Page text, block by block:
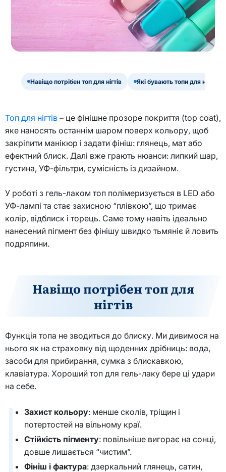
Навіщо потрібен топ для нігтів Які бувають топи для нігтів
Топ для нігтів – це фінішне прозоре покриття (top coat),
яке наносять останнім шаром поверх кольору, щоб
закріпити манікюр і задати фініш: глянець, мат або
ефектний блиск. Далі вже грають нюанси: липкий шар,
густина, УФ-фільтри, сумісність із дизайном.
У роботі з гель-лаком топ полімеризується в LED або
УФ-лампі та стає захисною “плівкою”, що тримає
колір, відблиск і торець. Саме тому навіть ідеально
нанесений пігмент без фінішу швидко тьмяніє й ловить
подряпини.
Навіщо потрібен топ для
нігтів
Функція топа не зводиться до блиску. Ми дивимося на
нього як на страховку від щоденних дрібниць: вода,
засоби для прибирання, сумка з блискавкою,
клавіатура. Хороший топ для гель-лаку бере ці удари
на себе.
Захист кольору: менше сколів, тріщин і
потертостей на вільному краї.
Стійкість пігменту: повільніше вигорає на сонці,
довше лишається “чистим”.
Фініш і фактура: дзеркальний глянець, сатин,